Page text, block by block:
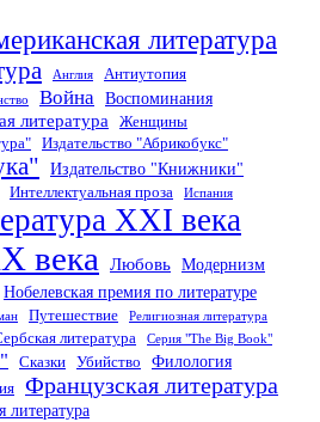
литература
Англия
Антиутопия
Война Воспоминания
литература
Женщины
Издательство "Абрикобукс"
Издательство "Книжники"
Интеллектуальная проза Испания
XXI века
века Любовь Модернизм
Нобелевская премия по литературе
Путешествие Религиозная литература
литература Серия "The Big Book"
Сказки Убийство
Филология
Французская литература
литература